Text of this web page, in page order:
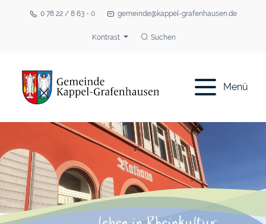
0 78 22 / 8 63 - 0 gemeinde@kappel-grafenhausen.de
Kontrast Suchen
Menü